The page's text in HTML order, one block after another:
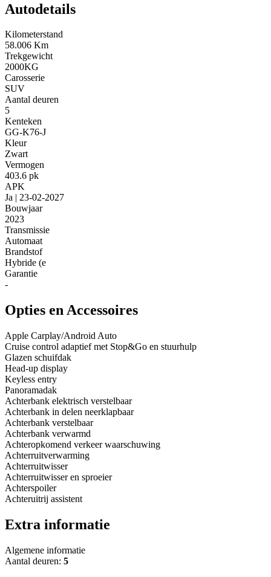
Autodetails
Kilometerstand
58.006 Km
Trekgewicht
2000KG
Carosserie
SUV
Aantal deuren
5
Kenteken
GG-K76-J
Kleur
Zwart
Vermogen
403.6 pk
APK
Ja | 23-02-2027
Bouwjaar
2023
Transmissie
Automaat
Brandstof
Hybride (e
Garantie
-
Opties en Accessoires
Apple Carplay/Android Auto
Cruise control adaptief met Stop&Go en stuurhulp
Glazen schuifdak
Head-up display
Keyless entry
Panoramadak
Achterbank elektrisch verstelbaar
Achterbank in delen neerklapbaar
Achterbank verstelbaar
Achterbank verwarmd
Achteropkomend verkeer waarschuwing
Achterruitverwarming
Achterruitwisser
Achterruitwisser en sproeier
Achterspoiler
Achteruitrij assistent
Extra informatie
Algemene informatie
Aantal deuren: 5